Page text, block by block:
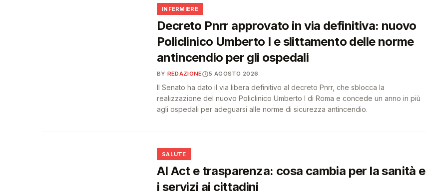
INFERMIERE
Decreto Pnrr approvato in via definitiva: nuovo
Policlinico Umberto I e slittamento delle norme
antincendio per gli ospedali
BY REDAZIONE 5 AGOSTO 2026
Il Senato ha dato il via libera definitivo al decreto Pnrr, che sblocca la
realizzazione del nuovo Policlinico Umberto I di Roma e concede un anno in più
agli ospedali per adeguarsi alle norme di sicurezza antincendio.
SALUTE
AI Act e trasparenza: cosa cambia per la sanità e
i servizi ai cittadini